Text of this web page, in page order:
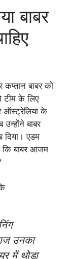
बाबर
बाबर को
टीम के लिए
ऑस्ट्रेलिया के
बाबर
एडम
कि बाबर आजम
उनका
में थोड़ा